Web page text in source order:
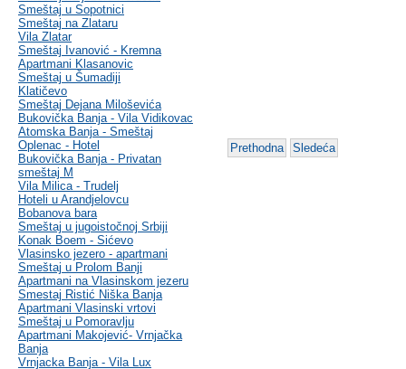
Smeštaj u Sopotnici
Smeštaj na Zlataru
Vila Zlatar
Smeštaj Ivanović - Kremna
Apartmani Klasanovic
Smeštaj u Šumadiji
Klatičevo
Smeštaj Dejana Miloševića
Bukovička Banja - Vila Vidikovac
Atomska Banja - Smeštaj
Oplenac - Hotel
Bukovička Banja - Privatan
smeštaj M
Vila Milica - Trudelj
Hoteli u Arandjelovcu
Bobanova bara
Smeštaj u jugoistočnoj Srbiji
Konak Boem - Sićevo
Vlasinsko jezero - apartmani
Smeštaj u Prolom Banji
Apartmani na Vlasinskom jezeru
Smestaj Ristić Niška Banja
Apartmani Vlasinski vrtovi
Smeštaj u Pomoravlju
Apartmani Makojević- Vrnjačka
Banja
Vrnjacka Banja - Vila Lux
Prethodna Sledeća